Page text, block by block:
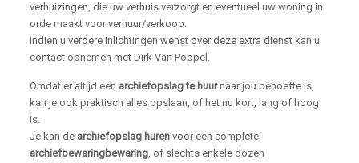
verhuizingen, die uw verhuis verzorgt en eventueel uw woning in
orde maakt voor verhuur/verkoop.
Indien u verdere inlichtingen wenst over deze extra dienst kan u
contact opnemen met Dirk Van Poppel.
Omdat er altijd een archiefopslag te huurnaar jou behoefte is,
kan je ook praktisch alles opslaan, of het nu kort, lang of hoog
is.
Je kan de archiefopslag hurenvoor een complete
archiefbewaringbewaring, of slechts enkele dozen